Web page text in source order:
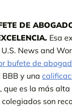
DE
Esa
News and
bufete de
BBB y una
es la más alta
son